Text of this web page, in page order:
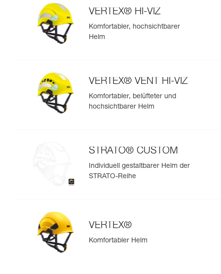
VERTEX® HI-VIZ
Komfortabler, hochsichtbarer
Helm
VERTEX® VENT HI-VIZ
Komfortabler, belüfteter und
hochsichtbarer Helm
STRATO® CUSTOM
Individuell gestaltbarer Helm der
STRATO-Reihe
VERTEX®
Komfortabler Helm